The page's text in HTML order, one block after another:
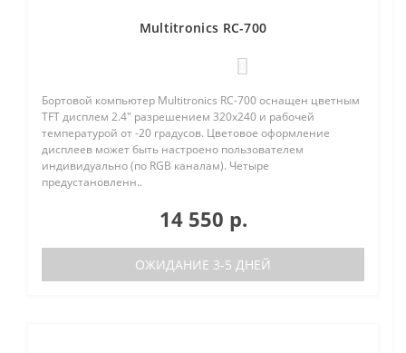
Multitronics RC-700
Бортовой компьютер Multitronics RC-700 оснащен цветным
TFT дисплем 2.4" разрешением 320х240 и рабочей
температурой от -20 градусов. Цветовое оформление
дисплеев может быть настроено пользователем
индивидуально (по RGB каналам). Четыре
предустановленн..
14 550 р.
ОЖИДАНИЕ 3-5 ДНЕЙ